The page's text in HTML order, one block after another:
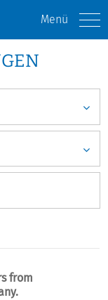
Menü
from